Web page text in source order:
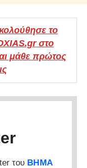
το
στο
μάθε πρώτος
του ΒΗΜΑ